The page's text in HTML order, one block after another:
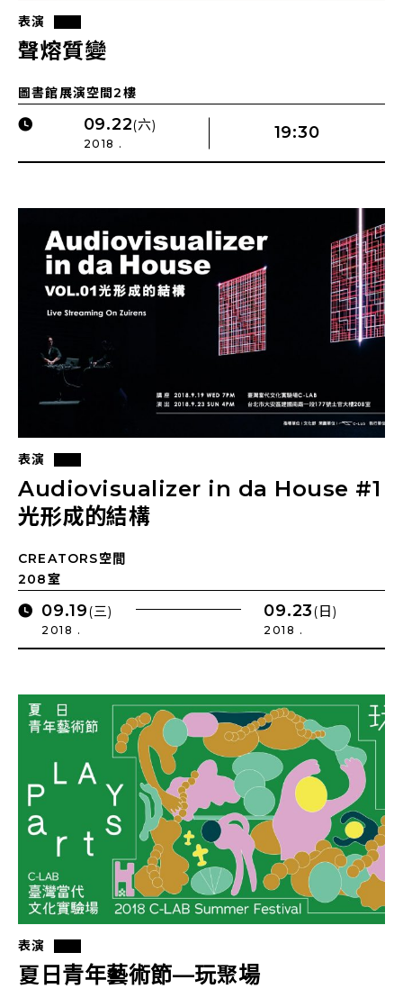
表演
聲熔質變
圖書館展演空間2樓
09.22(六)
2018 .
19:30
表演
Audiovisualizer in da House #1
光形成的結構
CREATORS空間
208室
09.19(三)
2018 .
09.23(日)
2018 .
表演
夏日青年藝術節—玩聚場